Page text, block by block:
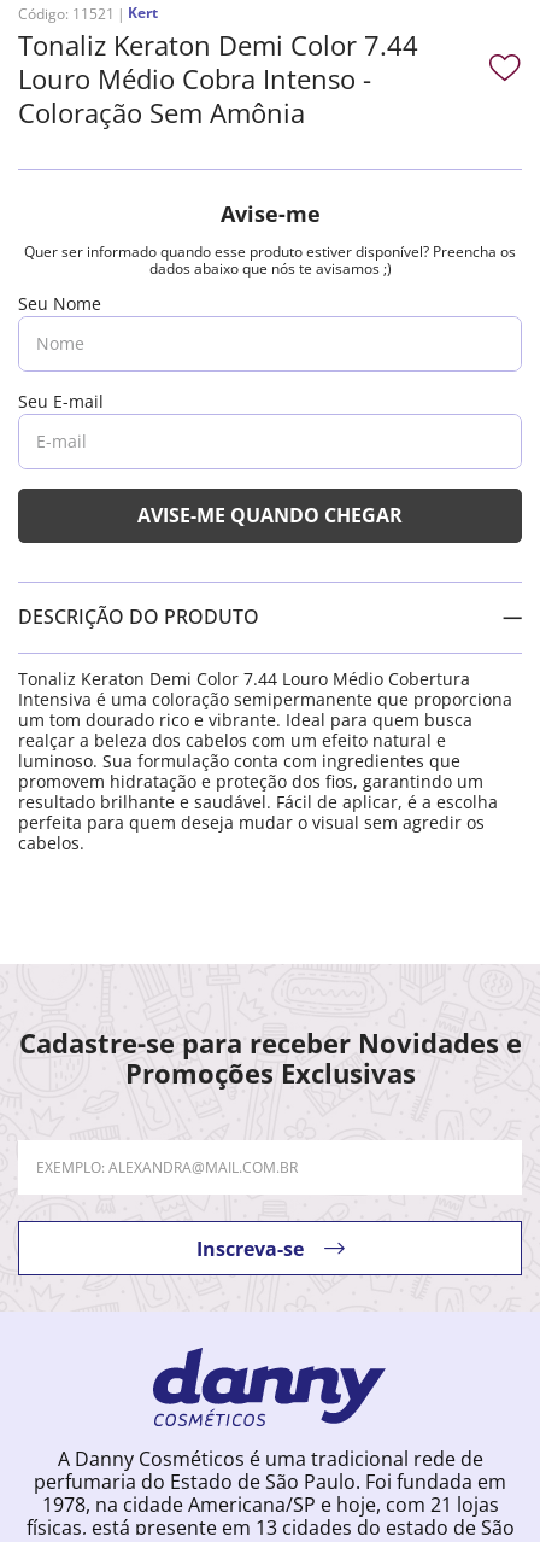
Código: 11521 Kert
Tonaliz Keraton Demi Color 7.44
Louro Médio Cobra Intenso -
Coloração Sem Amônia
DESCRIÇÃO DO PRODUTO
Tonaliz Keraton Demi Color 7.44 Louro Médio Cobertura
Intensiva é uma coloração semipermanente que proporciona
um tom dourado rico e vibrante. Ideal para quem busca
realçar a beleza dos cabelos com um efeito natural e
luminoso. Sua formulação conta com ingredientes que
promovem hidratação e proteção dos fios, garantindo um
resultado brilhante e saudável. Fácil de aplicar, é a escolha
perfeita para quem deseja mudar o visual sem agredir os
cabelos.
Cadastre-se para receber Novidades e
Promoções Exclusivas
Inscreva-se
A Danny Cosméticos é uma tradicional rede de
perfumaria do Estado de São Paulo. Foi fundada em
1978, na cidade Americana/SP e hoje, com 21 lojas
físicas, está presente em 13 cidades do estado de São